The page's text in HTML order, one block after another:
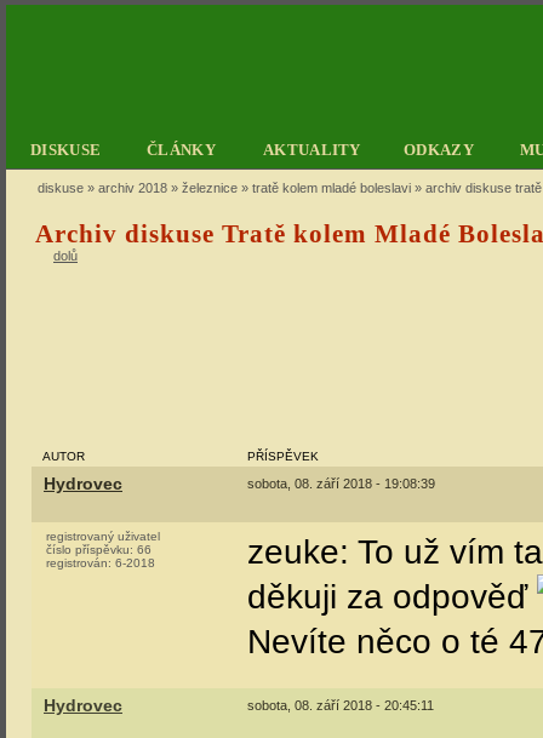
DISKUSE ČLÁNKY AKTUALITY ODKAZY
diskuse » archiv 2018 » železnice » tratě kolem mladé boleslavi » archiv diskuse
Archiv diskuse Tratě kolem Mladé
dolů
AUTOR PŘÍSPĚVEK
Hydrovec sobota, 08. září 2018 - 19:08:39
registrovaný uživatel
číslo příspěvku: 66
registrován: 6-2018
zeuke: To už vím
děkuji za odpověď
Nevíte něco o té
Hydrovec sobota, 08. září 2018 - 20:45:11